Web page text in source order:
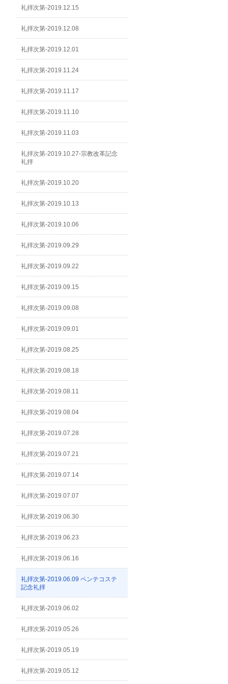
礼拝次第-2019.12.15
礼拝次第-2019.12.08
礼拝次第-2019.12.01
礼拝次第-2019.11.24
礼拝次第-2019.11.17
礼拝次第-2019.11.10
礼拝次第-2019.11.03
礼拝次第-2019.10.27-宗教改革記念
礼拝
礼拝次第-2019.10.20
礼拝次第-2019.10.13
礼拝次第-2019.10.06
礼拝次第-2019.09.29
礼拝次第-2019.09.22
礼拝次第-2019.09.15
礼拝次第-2019.09.08
礼拝次第-2019.09.01
礼拝次第-2019.08.25
礼拝次第-2019.08.18
礼拝次第-2019.08.11
礼拝次第-2019.08.04
礼拝次第-2019.07.28
礼拝次第-2019.07.21
礼拝次第-2019.07.14
礼拝次第-2019.07.07
礼拝次第-2019.06.30
礼拝次第-2019.06.23
礼拝次第-2019.06.16
礼拝次第-2019.06.09 ペンテコステ
記念礼拝
礼拝次第-2019.06.02
礼拝次第-2019.05.26
礼拝次第-2019.05.19
礼拝次第-2019.05.12